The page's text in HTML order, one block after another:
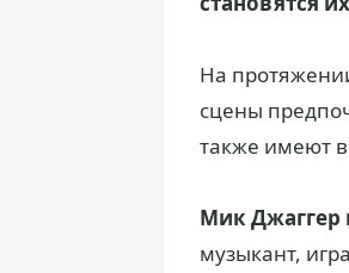
На
сцены
также имеют
Мик Джаггер
музыкант,